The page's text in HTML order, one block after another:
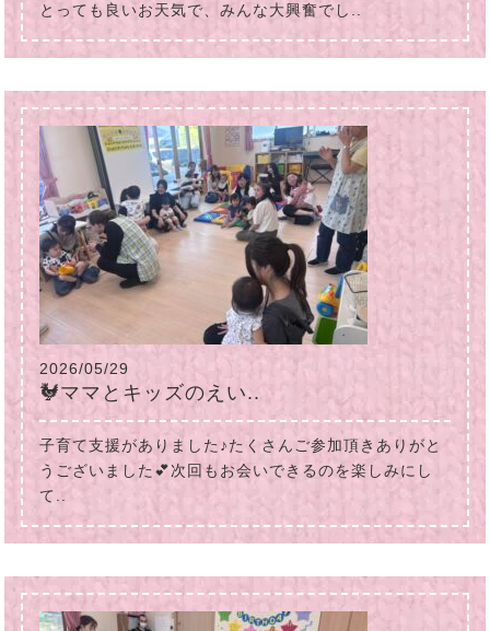
とっても良いお天気で、みんな大興奮でし..
2026/05/29
🐓ママとキッズのえい..
子育て支援がありました♪たくさんご参加頂きありがと
うございました💕次回もお会いできるのを楽しみにし
て..